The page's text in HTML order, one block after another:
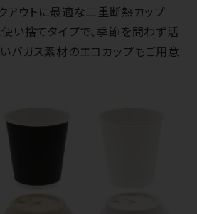
アウトに最適な二重断熱カップ
い捨てタイプで、季節を問わず活
バガス素材のエコカップもご用意